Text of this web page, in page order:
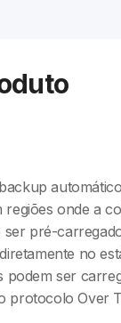
onde a
pré-
no
podem ser
protocolo Over